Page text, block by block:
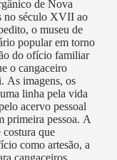
de Nova
no século XVII ao
o museu de
popular em torno
do ofício familiar
o cangaceiro
As imagens, os
linha pela vida
acervo pessoal
primeira pessoa. A
costura que
como artesão, a
cangaceiros,